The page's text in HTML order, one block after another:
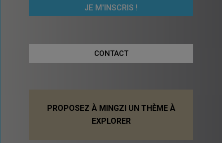
CONTACT
PROPOSEZ À MINGZI UN THÈME À
EXPLORER